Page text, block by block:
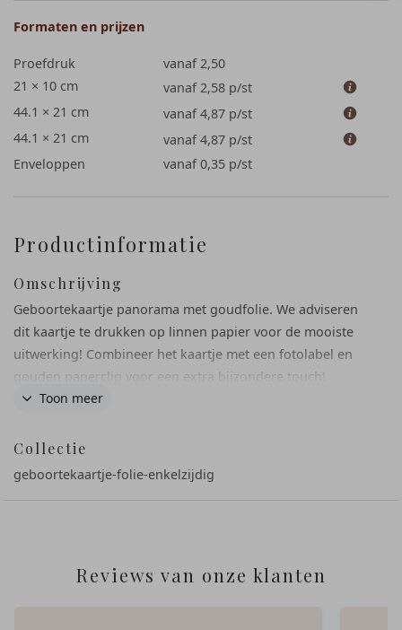
Formaten en prijzen
Proefdruk
vanaf 2,50
21 × 10 cm
vanaf 2,58 p/st
44.1 × 21 cm
vanaf 4,87 p/st
44.1 × 21 cm
vanaf 4,87 p/st
Enveloppen
vanaf 0,35 p/st
Productinformatie
Omschrijving
Geboortekaartje panorama met goudfolie. We adviseren
dit kaartje te drukken op linnen papier voor de mooiste
uitwerking! Combineer het kaartje met een fotolabel en
gouden paperclip voor een extra bijzondere touch!
Toon meer
Collectie
geboortekaartje-folie-enkelzijdig
Reviews van onze klanten